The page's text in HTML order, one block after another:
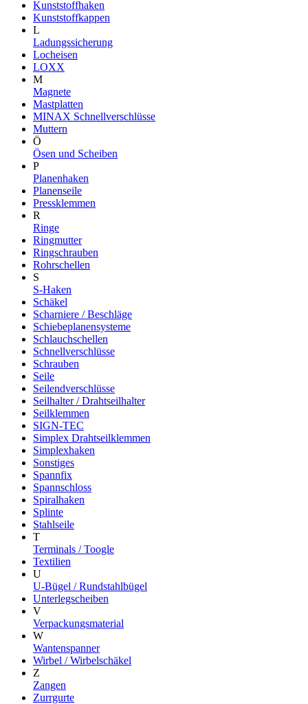
Kunststoffhaken
Kunststoffkappen
L
Ladungssicherung
Locheisen
LOXX
M
Magnete
Mastplatten
MINAX Schnellverschlüsse
Muttern
Ö
Ösen und Scheiben
P
Planenhaken
Planenseile
Pressklemmen
R
Ringe
Ringmutter
Ringschrauben
Rohrschellen
S
S-Haken
Schäkel
Scharniere / Beschläge
Schiebeplanensysteme
Schlauchschellen
Schnellverschlüsse
Schrauben
Seile
Seilendverschlüsse
Seilhalter / Drahtseilhalter
Seilklemmen
SIGN-TEC
Simplex Drahtseilklemmen
Simplexhaken
Sonstiges
Spannfix
Spannschloss
Spiralhaken
Splinte
Stahlseile
T
Terminals / Toogle
Textilien
U
U-Bügel / Rundstahlbügel
Unterlegscheiben
V
Verpackungsmaterial
W
Wantenspanner
Wirbel / Wirbelschäkel
Z
Zangen
Zurrgurte